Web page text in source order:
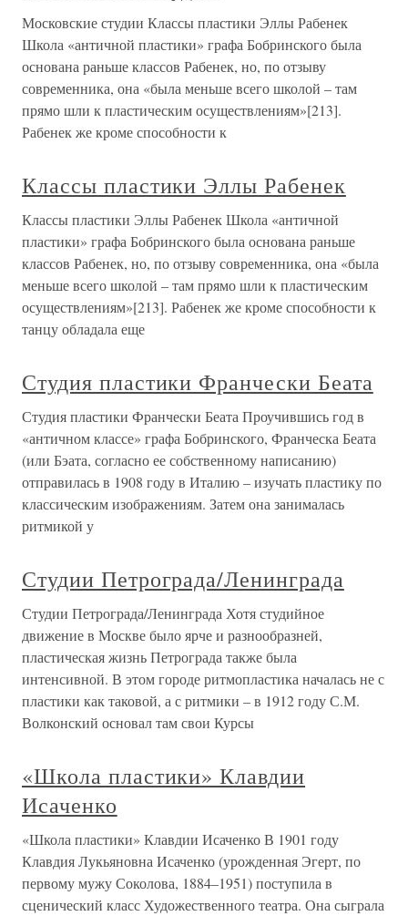
Московские студии Классы пластики Эллы Рабенек
Школа «античной пластики» графа Бобринского была
основана раньше классов Рабенек, но, по отзыву
современника, она «была меньше всего школой – там
прямо шли к пластическим осуществлениям»[213].
Рабенек же кроме способности к
Классы пластики Эллы Рабенек
Классы пластики Эллы Рабенек Школа «античной
пластики» графа Бобринского была основана раньше
классов Рабенек, но, по отзыву современника, она «была
меньше всего школой – там прямо шли к пластическим
осуществлениям»[213]. Рабенек же кроме способности к
танцу обладала еще
Студия пластики Франчески Беата
Студия пластики Франчески Беата Проучившись год в
«античном классе» графа Бобринского, Франческа Беата
(или Бэата, согласно ее собственному написанию)
отправилась в 1908 году в Италию – изучать пластику по
классическим изображениям. Затем она занималась
ритмикой у
Студии Петрограда/Ленинграда
Студии Петрограда/Ленинграда Хотя студийное
движение в Москве было ярче и разнообразней,
пластическая жизнь Петрограда также была
интенсивной. В этом городе ритмопластика началась не с
пластики как таковой, а с ритмики – в 1912 году С.М.
Волконский основал там свои Курсы
«Школа пластики» Клавдии
Исаченко
«Школа пластики» Клавдии Исаченко В 1901 году
Клавдия Лукьяновна Исаченко (урожденная Эгерт, по
первому мужу Соколова, 1884–1951) поступила в
сценический класс Художественного театра. Она сыграла